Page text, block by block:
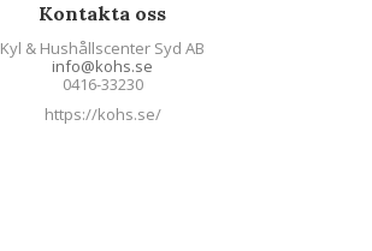
Kontakta oss
Kyl & Hushållscenter Syd AB
info@kohs.se
0416-33230
https://kohs.se/